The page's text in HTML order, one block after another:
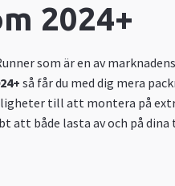
2024+
som är en av
så får du med dig mera
till att montera på
att både lasta av och på